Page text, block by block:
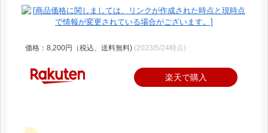
価格：8,200円（税込、送料無料) (2023/5/24時点)
楽天で購入